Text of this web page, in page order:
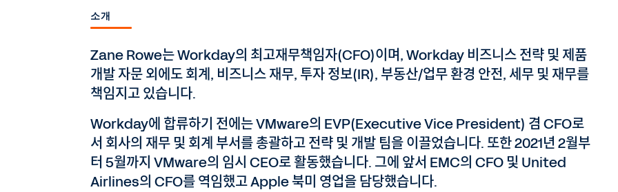
소개
Zane Rowe는 Workday의 최고재무책임자(CFO)이며, Workday 비즈니스 전략 및 제품
개발 자문 외에도 회계, 비즈니스 재무, 투자 정보(IR), 부동산/업무 환경 안전, 세무 및 재무를
책임지고 있습니다.
Workday에 합류하기 전에는 VMware의 EVP(Executive Vice President) 겸 CFO로
서 회사의 재무 및 회계 부서를 총괄하고 전략 및 개발 팀을 이끌었습니다. 또한 2021년 2월부
터 5월까지 VMware의 임시 CEO로 활동했습니다. 그에 앞서 EMC의 CFO 및 United
Airlines의 CFO를 역임했고 Apple 북미 영업을 담당했습니다.